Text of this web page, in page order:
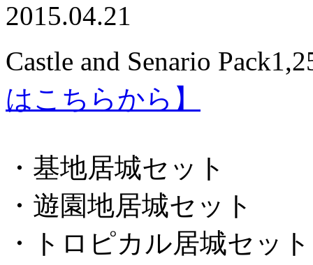
2015.04.21
Castle and Senario Pack
はこちらから】
・基地居城セット
・遊園地居城セット
・トロピカル居城セット